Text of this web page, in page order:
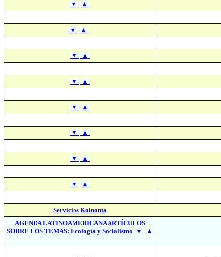
▼ ▲
▼ ▲
▼ ▲
▼ ▲
▼ ▲
▼ ▲
▼ ▲
▼ ▲
Servicios Koinonía
AGENDA LATINOAMERICANA ARTÍCULOS
SOBRE LOS TEMAS: Ecología y Socialismo ▼ ▲